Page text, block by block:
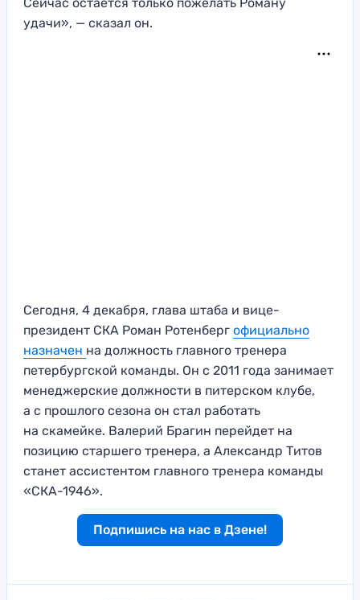
удачи», — сказал он.
Сегодня, 4 декабря, глава штаба и вице-
президент СКА Роман Ротенберг официально
назначен на должность главного тренера
петербургской команды. Он с 2011 года занимает
менеджерские должности в питерском клубе,
а с прошлого сезона он стал работать
на скамейке. Валерий Брагин перейдет на
позицию старшего тренера, а Александр Титов
станет ассистентом главного тренера команды
«СКА-1946».
Подпишись на нас в Дзене!